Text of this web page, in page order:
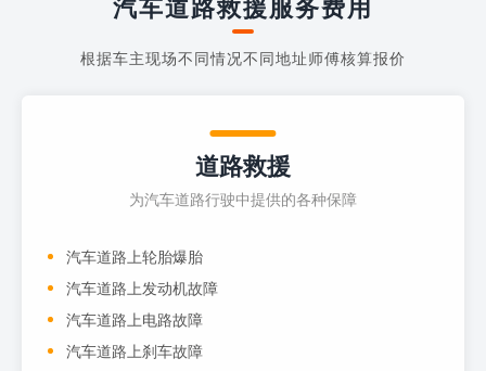
汽车道路救援服务费用
根据车主现场不同情况不同地址师傅核算报价
道路救援
为汽车道路行驶中提供的各种保障
汽车道路上轮胎爆胎
汽车道路上发动机故障
汽车道路上电路故障
汽车道路上刹车故障